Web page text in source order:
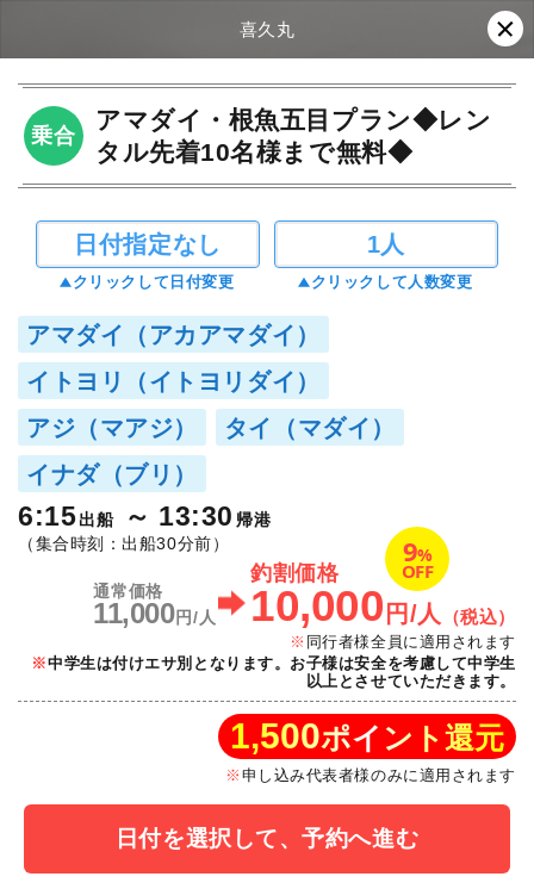
喜久丸
乗合
アマダイ・根魚五目プラン◆レン
タル先着10名様まで無料◆
日付指定なし
クリックして日付変更
1人
クリックして人数変更
アマダイ（アカアマダイ）
イトヨリ（イトヨリダイ）
アジ（マアジ）
タイ（マダイ）
イナダ（ブリ）
6:15出船 13:30 帰港
（集合時刻：出船30分前）
通常価格
11,000 円/人
釣割価格
10,000 円/人 （税込）
9%
OFF
同行者様全員に適用されます
中学生は付けエサ別となります。お子様は安全を考慮して中学生
以上とさせていただきます。
1,500ポイント還元
申し込み代表者様のみに適用されます
日付を選択して、予約へ進む